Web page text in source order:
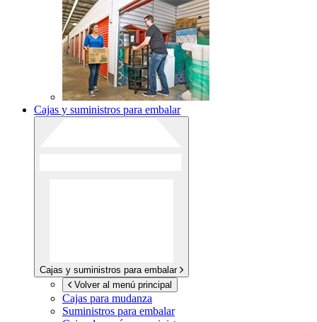
Cajas y suministros para embalar
Cajas y suministros para embalar
Volver al menú principal
Cajas para mudanza
Suministros para embalar